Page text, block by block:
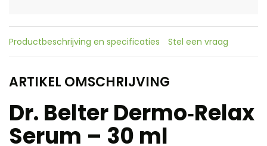
Productbeschrijving en specificaties Stel een vraag
ARTIKEL OMSCHRIJVING
Dr. Belter Dermo‑Relax
Serum – 30 ml